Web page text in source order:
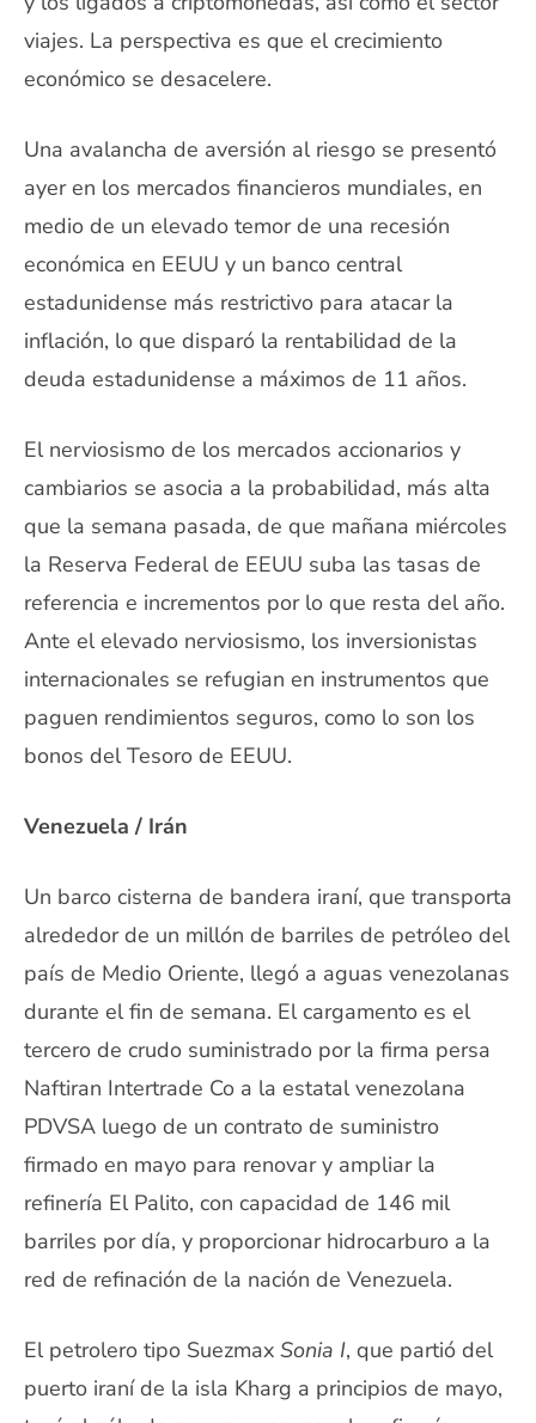
viajes. La perspectiva es que el crecimiento
económico se desacelere.
Una avalancha de aversión al riesgo se presentó
ayer en los mercados financieros mundiales, en
medio de un elevado temor de una recesión
económica en EEUU y un banco central
estadunidense más restrictivo para atacar la
inflación, lo que disparó la rentabilidad de la
deuda estadunidense a máximos de 11 años.
El nerviosismo de los mercados accionarios y
cambiarios se asocia a la probabilidad, más alta
que la semana pasada, de que mañana miércoles
la Reserva Federal de EEUU suba las tasas de
referencia e incrementos por lo que resta del año.
Ante el elevado nerviosismo, los inversionistas
internacionales se refugian en instrumentos que
paguen rendimientos seguros, como lo son los
bonos del Tesoro de EEUU.
Venezuela / Irán
Un barco cisterna de bandera iraní, que transporta
alrededor de un millón de barriles de petróleo del
país de Medio Oriente, llegó a aguas venezolanas
durante el fin de semana. El cargamento es el
tercero de crudo suministrado por la firma persa
Naftiran Intertrade Co a la estatal venezolana
PDVSA luego de un contrato de suministro
firmado en mayo para renovar y ampliar la
refinería El Palito, con capacidad de 146 mil
barriles por día, y proporcionar hidrocarburo a la
red de refinación de la nación de Venezuela.
El petrolero tipo Suezmax Sonia I, que partió del
puerto iraní de la isla Kharg a principios de mayo,